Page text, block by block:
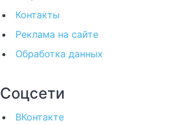
Контакты
Реклама на сайте
Обработка данных
Соцсети
ВКонтакте